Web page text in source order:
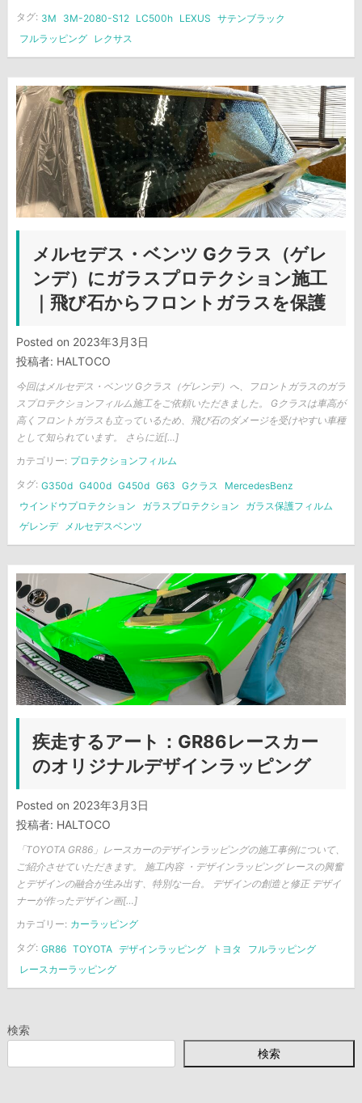
タグ: 3M 3M-2080-S12 LC500h LEXUS サテンブラック
フルラッピング
レクサス
メルセデス・ベンツ Gクラス（ゲレ
ンデ）にガラスプロテクション施工
｜飛び石からフロントガラスを保護
Posted on 2023年3月3日
投稿者: HALTOCO
今回はメルセデス・ベンツ Gクラス（ゲレンデ）へ、フロントガラスのガラ
スプロテクションフィルム施工をご依頼いただきました。 Gクラスは車高が
高くフロントガラスも立っているため、飛び石のダメージを受けやすい車種
として知られています。 さらに近[…]
カテゴリー: プロテクションフィルム
タグ: G350d G400d G450d G63 Gクラス
MercedesBenz
ウインドウプロテクション
ガラスプロテクション
ガラス保護フィルム
ゲレンデ
メルセデスベンツ
疾走するアート：GR86レースカー
のオリジナルデザインラッピング
Posted on 2023年3月3日
投稿者: HALTOCO
「TOYOTA GR86」レースカーのデザインラッピングの施工事例について、
ご紹介させていただきます。 施工内容 ・デザインラッピング レースの興奮
とデザインの融合が生み出す、特別な一台。 デザインの創造と修正 デザイ
ナーが作ったデザイン画[…]
カテゴリー: カーラッピング
タグ: GR86 TOYOTA デザインラッピング トヨタ
フルラッピング
レースカーラッピング
検索
検索